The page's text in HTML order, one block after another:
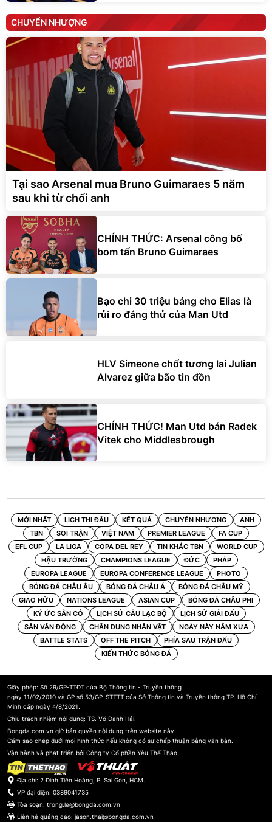
CHUYỂN NHƯỢNG
Tại sao Arsenal mua Bruno Guimaraes 5 năm
sau khi từ chối anh
CHÍNH THỨC: Arsenal công bố
bom tấn Bruno Guimaraes
Bạo chi 30 triệu bảng cho Elias là
rủi ro đáng thử của Man Utd
HLV Simeone chốt tương lai Julian
Alvarez giữa bão tin đồn
CHÍNH THỨC! Man Utd bán Radek
Vitek cho Middlesbrough
MỚI NHẤT LỊCH THI ĐẤU KẾT QUẢ CHUYỂN NHƯỢNG
ANH
TBN
SOI TRẬN VIỆT NAM PREMIER LEAGUE
FA CUP
EFL CUP
LA LIGA COPA DEL REY TIN KHÁC TBN
WORLD CUP
HẬU TRƯỜNG
CHAMPIONS LEAGUE ĐỨC
PHÁP
EUROPA LEAGUE
EUROPA CONFERENCE LEAGUE
PHOTO
BÓNG ĐÁ CHÂU ÂU
BÓNG ĐÁ CHÂU Á
BÓNG ĐÁ CHÂU MỸ
GIAO HỮU
NATIONS LEAGUE ASIAN CUP
BÓNG ĐÁ CHÂU PHI
KÝ ỨC SÂN CỎ
LỊCH SỬ CÂU LẠC BỘ
LỊCH SỬ GIẢI ĐẤU
SÂN VẬN ĐỘNG
CHÂN DUNG NHÂN VẬT
NGÀY NÀY NĂM XƯA
BATTLE STATS
OFF THE PITCH
PHÍA SAU TRẬN ĐẤU
KIẾN THỨC BÓNG ĐÁ
Giấy phép: Số 29/GP-TTĐT của Bộ Thông tin - Truyền thông
ngày 11/02/2010 và GP số 53/GP-STTTT của Sở Thông tin và Truyền thông TP. Hồ Chí
Minh cấp ngày 4/8/2021.
Chịu trách nhiệm nội dung: TS. Võ Danh Hải.
Bongda.com.vn giữ bản quyền nội dung trên website này.
Cấm sao chép dưới mọi hình thức nếu không có sự chấp thuận bằng văn bản.
Vận hành và phát triển bởi Công ty Cổ phần Yêu Thể Thao.
Địa chỉ: 2 Đinh Tiên Hoàng, P. Sài Gòn, HCM.
VP đại diện: 0389041735
Tòa soạn: trong.le@bongda.com.vn
Liên hệ quảng cáo: jason.thai@bongda.com.vn